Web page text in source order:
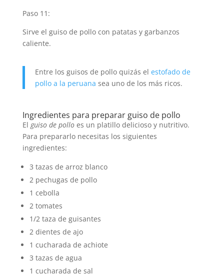
Paso 11:
Sirve el guiso de pollo con patatas y garbanzos
caliente.
Entre los guisos de pollo quizás el estofado de
pollo a la peruana sea uno de los más ricos.
Ingredientes para preparar guiso de pollo
El guiso de polloes un platillo delicioso y nutritivo.
Para prepararlo necesitas los siguientes
ingredientes:
3 tazas de arroz blanco
2 pechugas de pollo
1 cebolla
2 tomates
1/2 taza de guisantes
2 dientes de ajo
1 cucharada de achiote
3 tazas de agua
1 cucharada de sal